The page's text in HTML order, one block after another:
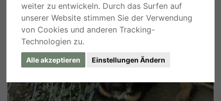
weiter zu entwickeln. Durch das Surfen auf
unserer Website stimmen Sie der Verwendung
von Cookies und anderen Tracking-
Technologien zu.
Alle akzeptieren Einstellungen Ändern